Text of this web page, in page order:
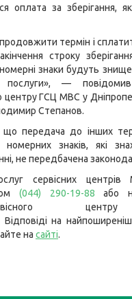
оплата за зберігання,
продовжити термін і
строку
знаки будуть
— повідомив
центру ГСЦ МВС у
Степанов.
що передача до інших
знаків, які
не передбачена
сервісних
(044) 290-19-88 або
Відповіді на
на сайті.